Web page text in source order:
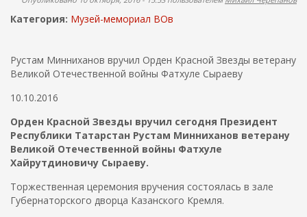
о
с
к
а
Категория: Музей-мемориал ВОв
Рустам Минниханов вручил Орден Красной Звезды ветерану
Великой Отечественной войны Фатхуле Сыраеву
10.10.2016
Орден Красной Звезды вручил сегодня Президент
Республики Татарстан Рустам Минниханов ветерану
Великой Отечественной войны Фатхуле
Хайрутдиновичу Сыраеву.
Торжественная церемония вручения состоялась в зале
Губернаторского дворца Казанского Кремля.